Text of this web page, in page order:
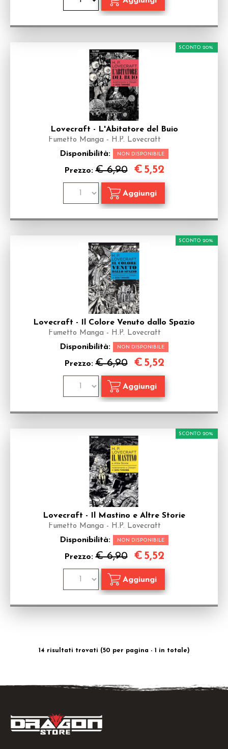
Lovecraft - L'Abitatore del Buio
Fumetto Manga - H.P. Lovecraft
Disponibilità: NON DISPONIBILE
Prezzo:€ 6,90
SCONTO 20%
€ 5,52
Lovecraft - Il Colore Venuto dallo Spazio
Fumetto Manga - H.P. Lovecraft
Disponibilità: NON DISPONIBILE
Prezzo:€ 6,90
SCONTO 20%
€ 5,52
Lovecraft - Il Mastino e Altre Storie
Fumetto Manga - H.P. Lovecraft
Disponibilità: NON DISPONIBILE
Prezzo:€ 6,90
SCONTO 20%
€ 5,52
14 risultati trovati (50 per pagina - 1 in totale)